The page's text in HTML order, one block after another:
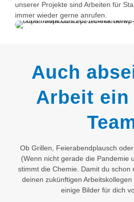
unserer Projekte sind Arbeiten für
immer wieder gerne anrufen.
Auch
Arbeit
Ob Grillen, Feierabendplausch
(Wenn nicht gerade die Pandemie
stimmt die Chemie. Damit du schon
deinen zukünftigen
einige Bilder für dich